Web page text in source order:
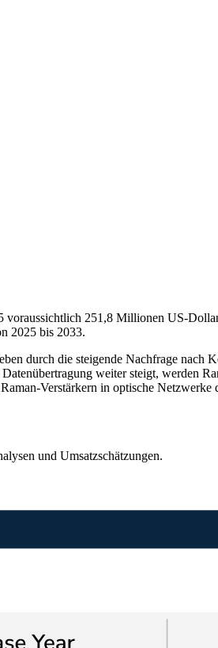
251,8 Millionen US-
2025 bis 2033.
durch die steigende Nachfrage nach
weiter steigt, werden
Verstärkern in optische Netzwerke
und Umsatzschätzungen.